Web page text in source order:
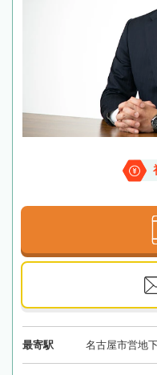
最寄駅 名古屋市営地